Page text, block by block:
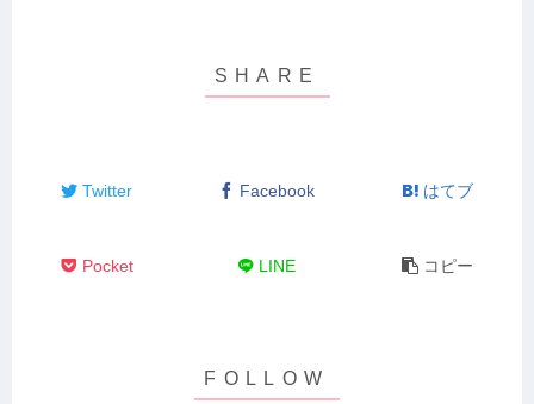
Twitter Facebook はてブ
Pocket LINE コピー